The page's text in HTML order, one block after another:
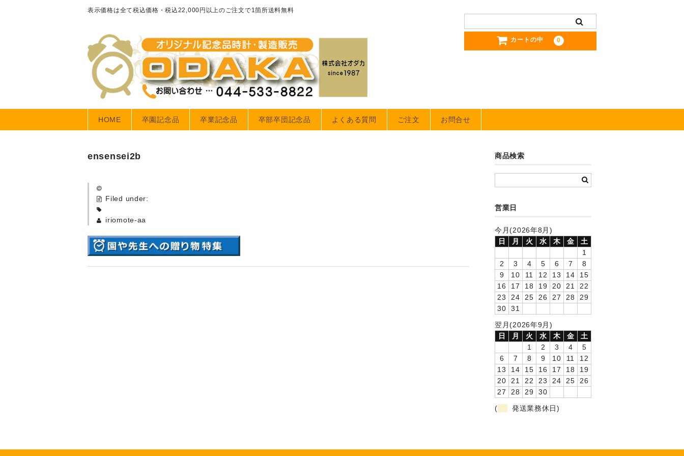
表示価格は全て税込価格・税込22,000円以上のご注文で1箇所送料無料
カートの中 0
HOME 卒園記念品 卒業記念品 卒部卒団記念品 よくある質問 ご注文 お問合せ
ensensei2b
Filed under:
iriomote-aa
商品検索
営業日
今月(2026年8月)
日
月 火 水 木 金
土
1
2
3 4 5 6 7
8
9
10 11 12 13 14
15
16
17 18 19 20 21
22
23
24 25 26 27 28
29
30
31
翌月(2026年9月)
日
月 火 水 木 金
土
1
2 3 4
5
6
7 8 9 10 11
12
13
14 15 16 17 18
19
20
21 22 23 24 25
26
27
28 29
30
(
発送業務休日)